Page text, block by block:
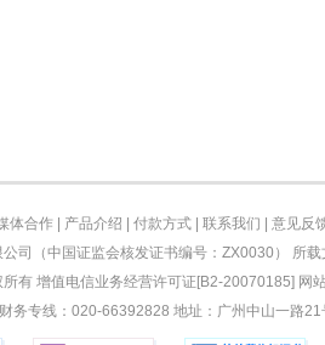
体合作 产品介绍 付款方式 联系我们 意见反
司（中国证监会核发证书编号：ZX0030） 所
有 增值电信业务经营许可证[B2-20070185] 网
务专线：020-66392828 地址：广州中山一路